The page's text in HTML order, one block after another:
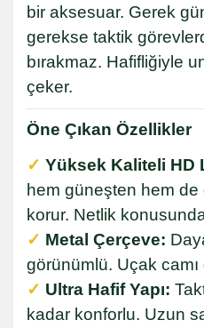
bir aksesuar. Gerek
gerekse taktik
bırakmaz. Hafifliğiyle
çeker.
Öne Çıkan Özellikler
✓ Yüksek Kaliteli HD
hem güneşten hem de
korur. Netlik konusunda
✓ Metal Çerçeve:
görünümlü. Uçak
✓ Ultra Hafif Yapı:
kadar konforlu. Uzun